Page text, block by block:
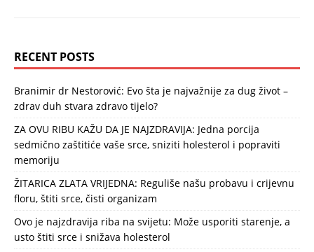
RECENT POSTS
Branimir dr Nestorović: Evo šta je najvažnije za dug život –
zdrav duh stvara zdravo tijelo?
ZA OVU RIBU KAŽU DA JE NAJZDRAVIJA: Jedna porcija
sedmično zaštitiće vaše srce, sniziti holesterol i popraviti
memoriju
ŽITARICA ZLATA VRIJEDNA: Reguliše našu probavu i crijevnu
floru, štiti srce, čisti organizam
Ovo je najzdravija riba na svijetu: Može usporiti starenje, a
usto štiti srce i snižava holesterol